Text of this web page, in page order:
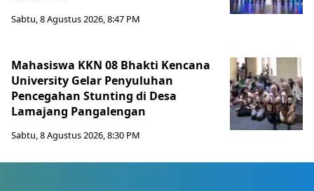
Sabtu, 8 Agustus 2026, 8:47 PM
Mahasiswa KKN 08 Bhakti Kencana
University Gelar Penyuluhan
Pencegahan Stunting di Desa
Lamajang Pangalengan
Sabtu, 8 Agustus 2026, 8:30 PM